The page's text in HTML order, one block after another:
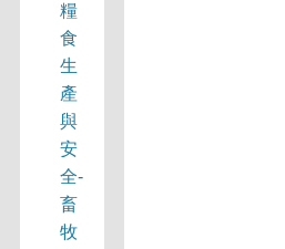
糧
食
生
產
與
安
全-
畜
牧